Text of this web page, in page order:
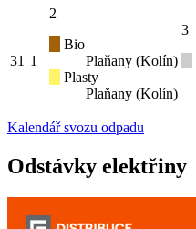
31 1
2
Bio
Plaňany (Kolín)
Plasty
Plaňany (Kolín)
3
Kalendář svozu odpadu
Odstávky elektřiny